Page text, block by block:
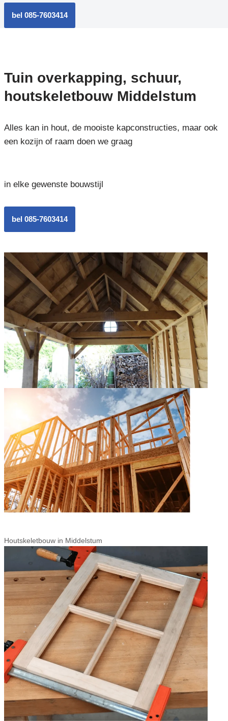
bel 085-7603414
Tuin overkapping, schuur,
houtskeletbouw Middelstum
Alles kan in hout, de mooiste kapconstructies, maar ook
een kozijn of raam doen we graag
in elke gewenste bouwstijl
bel 085-7603414
Houtskeletbouw in Middelstum